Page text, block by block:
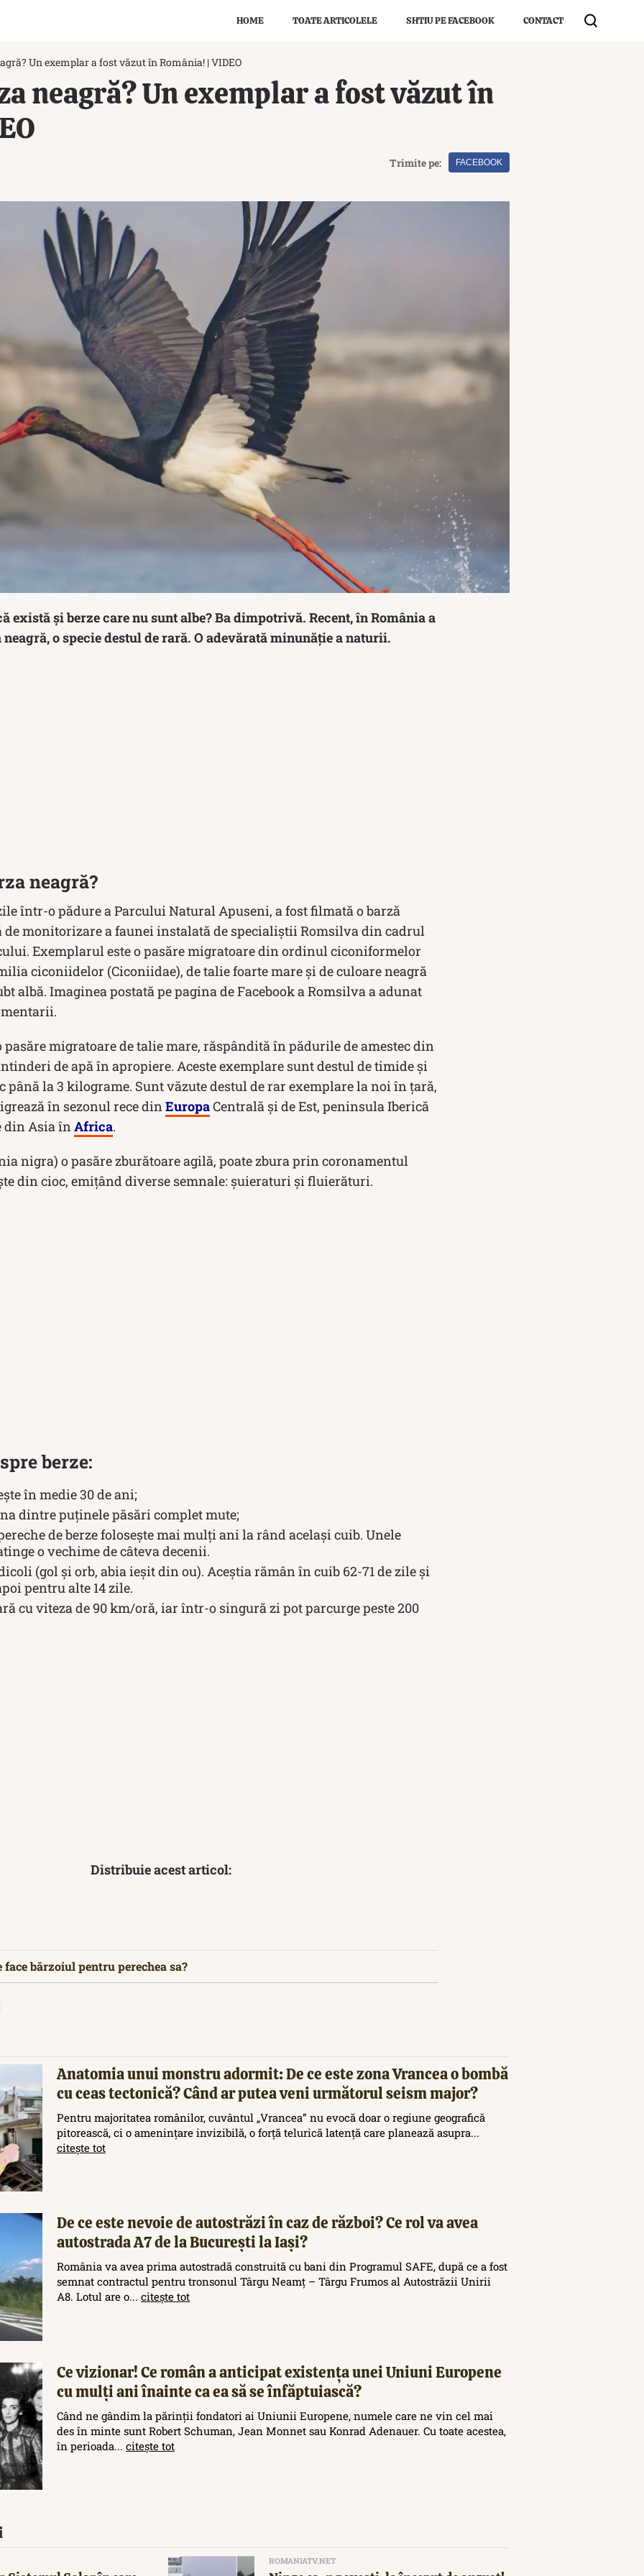
HOME TOATE ARTICOLELE SHTIU PE FACEBOOK CONTACT
Un exemplar a fost văzut în România! | VIDEO
neagră? Un exemplar a fost văzut în
Trimite pe: FACEBOOK
există și berze care nu sunt albe? Ba dimpotrivă. Recent, în România a
o specie destul de rară. O adevărată minunăție a naturii.
neagră?
într-o pădure a Parcului Natural Apuseni, a fost filmată o barză
de monitorizare a faunei instalată de specialiștii Romsilva din cadrul
Exemplarul este o pasăre migratoare din ordinul ciconiformelor
ciconiidelor (Ciconiidae), de talie foarte mare și de culoare neagră
albă. Imaginea postată pe pagina de Facebook a Romsilva a adunat
pasăre migratoare de talie mare, răspândită în pădurile de amestec din
de apă în apropiere. Aceste exemplare sunt destul de timide și
până la 3 kilograme. Sunt văzute destul de rar exemplare la noi în țară,
în sezonul rece dinEuropaCentrală și de Est, peninsula Iberică
din Asia înAfrica.
nigra) o pasăre zburătoare agilă, poate zbura prin coronamentul
din cioc, emițând diverse semnale: șuieraturi și fluierături.
berze:
în medie 30 de ani;
dintre puținele păsări complet mute;
de berze folosește mai mulți ani la rând același cuib. Unele
o vechime de câteva decenii.
(gol și orb, abia ieșit din ou). Aceștia rămân în cuib 62-71 de zile și
pentru alte 14 zile.
cu viteza de 90 km/oră, iar într-o singură zi pot parcurge peste 200
Distribuie acest articol:
face bărzoiul pentru perechea sa?
Anatomia unui monstru adormit: De ce este zona Vrancea o bombă
cu ceas tectonică? Când ar putea veni următorul seism major?
Pentru majoritatea românilor, cuvântul „Vrancea” nu evocă doar o regiune geografică
pitorească, ci o amenințare invizibilă, o forță telurică latență care planează asupra...
citește tot
De ce este nevoie de autostrăzi în caz de război? Ce rol va avea
autostrada A7 de la București la Iași?
România va avea prima autostradă construită cu bani din Programul SAFE, după ce a fost
semnat contractul pentru tronsonul Târgu Neamț – Târgu Frumos al Autostrăzii Unirii
A8. Lotul are o... citește tot
Ce vizionar! Ce român a anticipat existența unei Uniuni Europene
cu mulți ani înainte ca ea să se înfăptuiască?
Când ne gândim la părinții fondatori ai Uniunii Europene, numele care ne vin cel mai
des în minte sunt Robert Schuman, Jean Monnet sau Konrad Adenauer. Cu toate acestea,
în perioada... citește tot
ROMANIATV.NET